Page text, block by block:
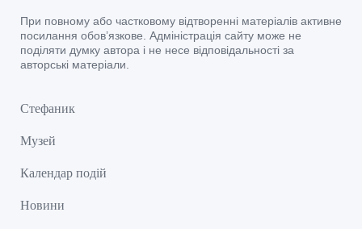
При повному або частковому відтворенні матеріалів активне
посилання обов’язкове. Адміністрація сайту може не
поділяти думку автора і не несе відповідальності за
авторські матеріали.
Стефаник
Музей
Календар подій
Новини